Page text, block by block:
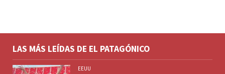
LAS MÁS LEÍDAS DE EL PATAGÓNICO
EEUU